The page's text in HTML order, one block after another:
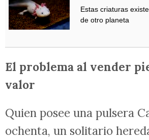
Estas criaturas
de otro planeta
El problema al vender
valor
Quien posee una pulsera
ochenta, un solitario